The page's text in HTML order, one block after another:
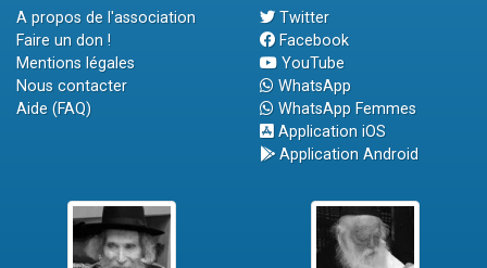
A propos de l'association
Faire un don !
Mentions légales
Nous contacter
Aide (FAQ)
Twitter
Facebook
YouTube
WhatsApp
WhatsApp Femmes
Application iOS
Application Android